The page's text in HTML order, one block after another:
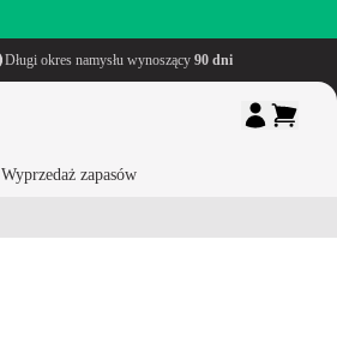
Długi okres namysłu wynoszący 90 dni
Wyprzedaż zapasów